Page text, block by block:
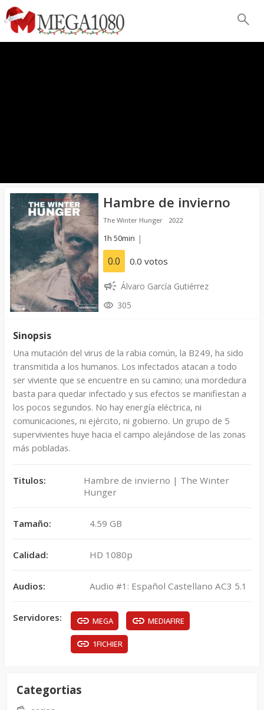
Hambre de invierno
The Winter Hunger 2022
1h 50min |
0.0 0.0 votos
Álvaro García Gutiérrez
305
Sinopsis
Una mutación del virus de la rabia común, la B249, ha sido
transmitida a los humanos. Los infectados atacan a todo
ser viviente que se encuentre en su camino; una mordedura
basta para quedar infectado y sus efectos se manifiestan a
los pocos segundos. No hay energía eléctrica, ni
comunicaciones, ni ejército, ni gobierno. Un grupo de 5
supervivientes huye hacia el campo alejándose de las zonas
más pobladas.
Titulos:
Hambre de invierno | The Winter
Hunger
Tamaño: 4.59 GB
Calidad: HD 1080p
Audios: Audio #1: Español Castellano AC3 5.1
Servidores: MEGA MEDIAFIRE
1FICHIER
Categortias